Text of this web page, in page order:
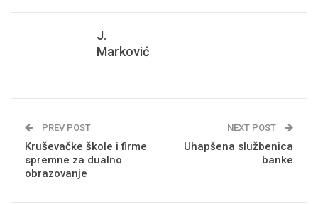
J.
Marković
PREV POST
Kruševačke škole i firme
spremne za dualno
obrazovanje
NEXT POST
Uhapšena službenica
banke